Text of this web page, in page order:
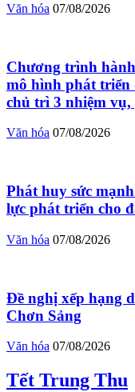
Văn hóa 07/08/2026
Chương trình
mô hình phát
chủ trì 3 nhiệm
Văn hóa 07/08/2026
Phát huy sức
lực phát triển cho
Văn hóa 07/08/2026
Đề nghị xếp hạng
Chơn Sảng
Văn hóa 07/08/2026
Tết Trung Thu